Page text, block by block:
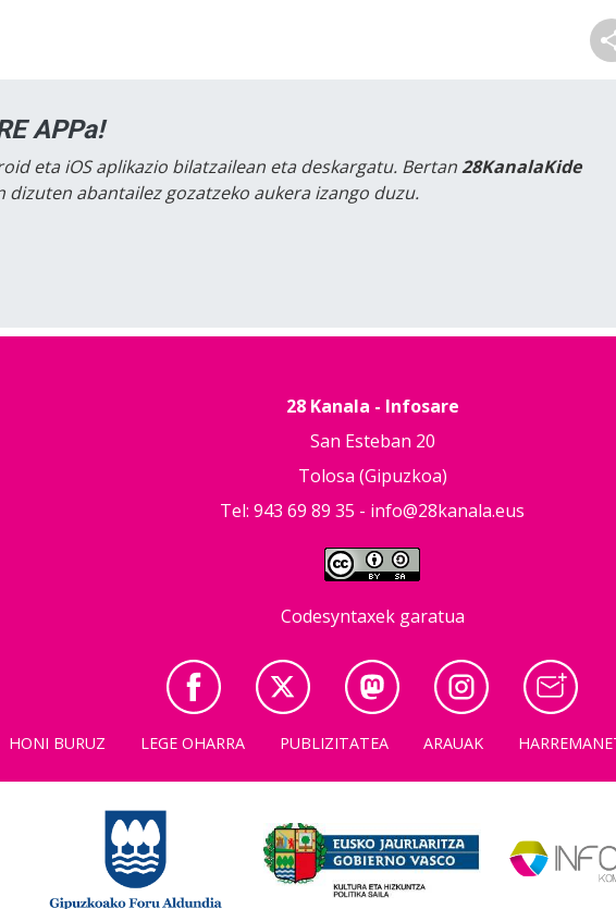
APPa!
eta iOS aplikazio bilatzailean eta deskargatu. Bertan28KanalaKide
dizuten abantailez gozatzeko aukera izango duzu.
28 Kanala - Infosare
San Esteban 20
Tolosa (Gipuzkoa)
Tel: 943 69 89 35 - info@28kanala.eus
Codesyntaxek garatua
HONI BURUZ LEGE OHARRA PUBLIZITATEA ARAUAK